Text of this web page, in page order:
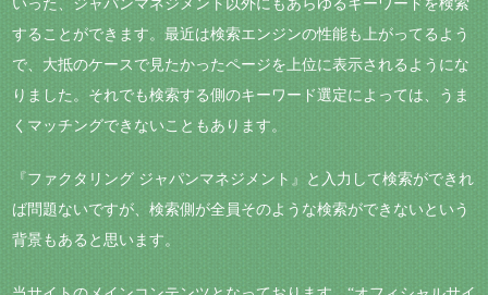
いった、ジャパンマネジメント以外にもあらゆるキーワードを検索
することができます。最近は検索エンジンの性能も上がってるよう
で、大抵のケースで見たかったページを上位に表示されるようにな
りました。それでも検索する側のキーワード選定によっては、うま
くマッチングできないこともあります。
『ファクタリング ジャパンマネジメント』と入力して検索ができれ
ば問題ないですが、検索側が全員そのような検索ができないという
背景もあると思います。